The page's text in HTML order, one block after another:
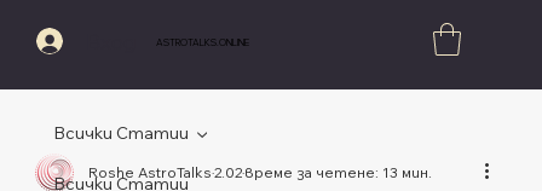
ASTROTALKS.ONLINE
Всички Статии
Всички Статии
Roshe AstroTalks2.02време за четене: 13 мин.